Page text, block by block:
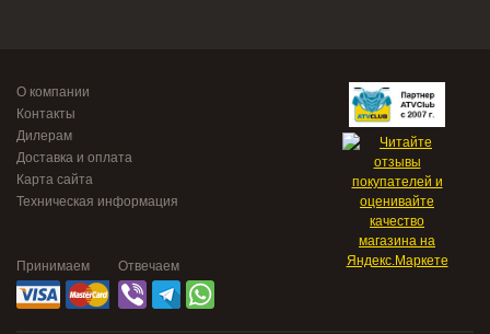
О компании
Контакты
Дилерам
Доставка и оплата
Карта сайта
Техническая информация
Принимаем Отвечаем